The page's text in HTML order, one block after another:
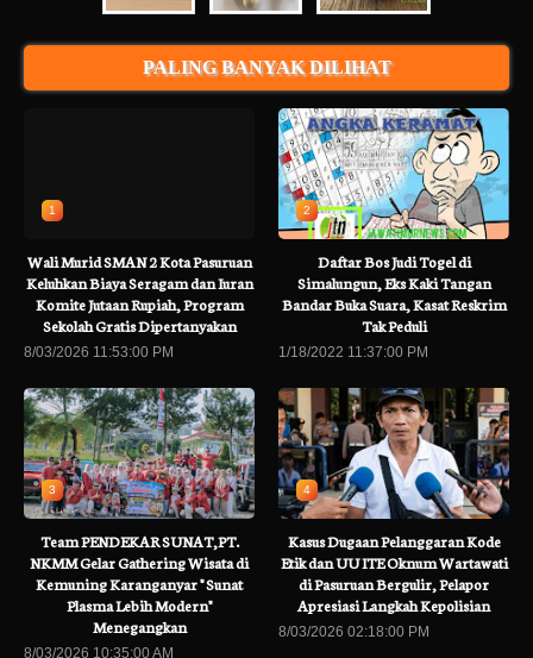
PALING BANYAK DILIHAT
1
Wali Murid SMAN 2 Kota Pasuruan
Keluhkan Biaya Seragam dan Iuran
Komite Jutaan Rupiah, Program
Sekolah Gratis Dipertanyakan
8/03/2026 11:53:00 PM
2
Daftar Bos Judi Togel di
Simalungun, Eks Kaki Tangan
Bandar Buka Suara, Kasat Reskrim
Tak Peduli
1/18/2022 11:37:00 PM
3
Team PENDEKAR SUNAT,PT.
NKMM Gelar Gathering Wisata di
Kemuning Karanganyar " Sunat
Plasma Lebih Modern"
Menegangkan
8/03/2026 10:35:00 AM
4
Kasus Dugaan Pelanggaran Kode
Etik dan UU ITE Oknum Wartawati
di Pasuruan Bergulir, Pelapor
Apresiasi Langkah Kepolisian
8/03/2026 02:18:00 PM